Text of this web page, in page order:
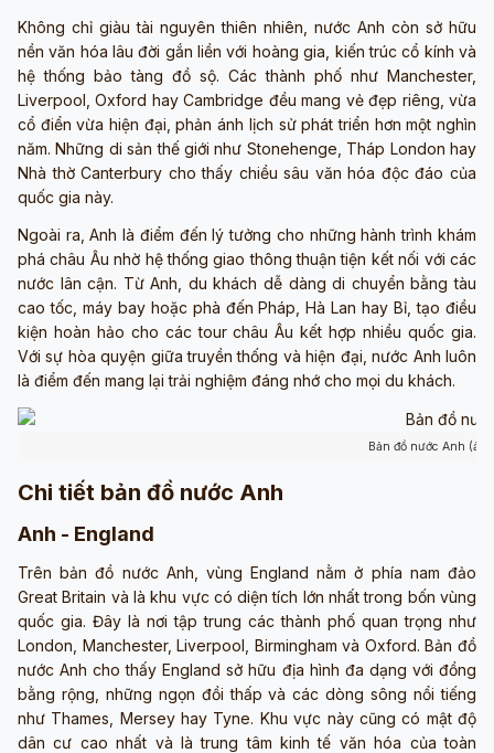
Không chỉ giàu tài nguyên thiên nhiên, nước Anh còn sở hữu
nền văn hóa lâu đời gắn liền với hoàng gia, kiến trúc cổ kính và
hệ thống bảo tàng đồ sộ. Các thành phố như Manchester,
Liverpool, Oxford hay Cambridge đều mang vẻ đẹp riêng, vừa
cổ điển vừa hiện đại, phản ánh lịch sử phát triển hơn một nghìn
năm. Những di sản thế giới như Stonehenge, Tháp London hay
Nhà thờ Canterbury cho thấy chiều sâu văn hóa độc đáo của
quốc gia này.
Ngoài ra, Anh là điểm đến lý tưởng cho những hành trình khám
phá châu Âu nhờ hệ thống giao thông thuận tiện kết nối với các
nước lân cận. Từ Anh, du khách dễ dàng di chuyển bằng tàu
cao tốc, máy bay hoặc phà đến Pháp, Hà Lan hay Bỉ, tạo điều
kiện hoàn hảo cho các tour châu Âu kết hợp nhiều quốc gia.
Với sự hòa quyện giữa truyền thống và hiện đại, nước Anh luôn
là điểm đến mang lại trải nghiệm đáng nhớ cho mọi du khách.
Bản đồ nước Anh
Chi tiết bản đồ nước Anh
Anh - England
Trên bản đồ nước Anh, vùng England nằm ở phía nam đảo
Great Britain và là khu vực có diện tích lớn nhất trong bốn vùng
quốc gia. Đây là nơi tập trung các thành phố quan trọng như
London, Manchester, Liverpool, Birmingham và Oxford. Bản đồ
nước Anh cho thấy England sở hữu địa hình đa dạng với đồng
bằng rộng, những ngọn đồi thấp và các dòng sông nổi tiếng
như Thames, Mersey hay Tyne. Khu vực này cũng có mật độ
dân cư cao nhất và là trung tâm kinh tế văn hóa của toàn